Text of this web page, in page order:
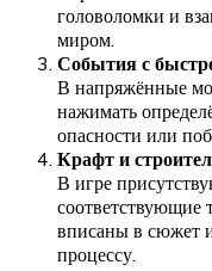
головоломки и
миром.
События с
В напряжённые
нажимать
опасности или
Крафт и
В игре
вписаны в сюжет
процессу.